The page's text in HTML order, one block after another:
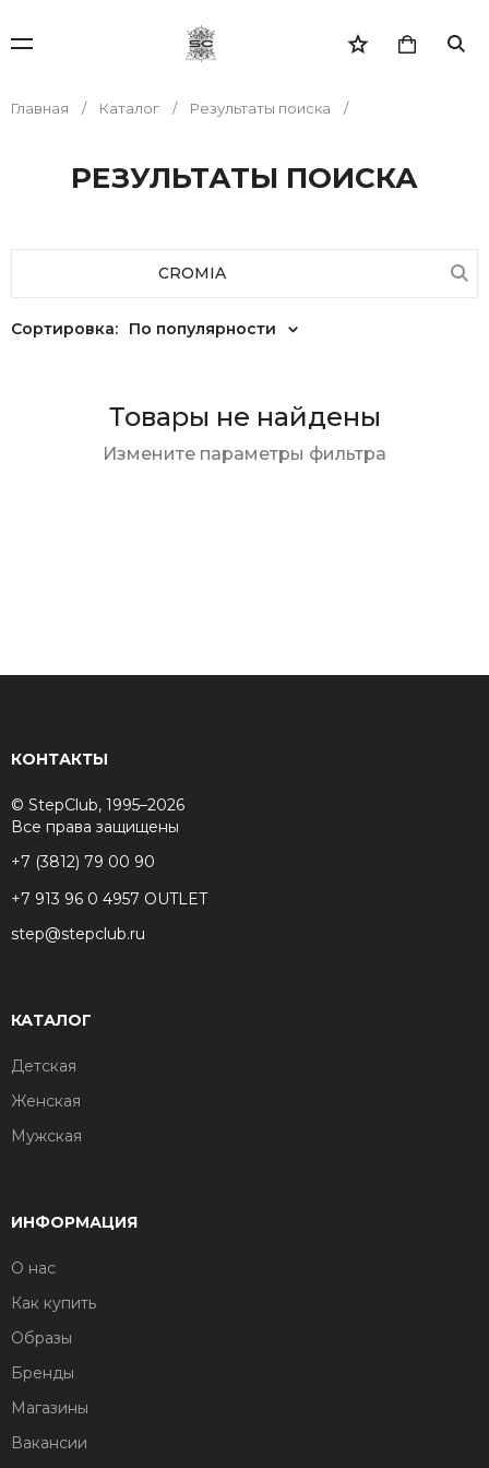
Главная Каталог Результаты поиска
РЕЗУЛЬТАТЫ ПОИСКА
Сортировка: По популярности
Товары не найдены
Измените параметры фильтра
КОНТАКТЫ
© StepClub, 1995–2026
Все права защищены
+7 (3812) 79 00 90
+7 913 96 0 4957 OUTLET
step@stepclub.ru
КАТАЛОГ
Детская
Женская
Мужская
ИНФОРМАЦИЯ
О нас
Как купить
Образы
Бренды
Магазины
Вакансии